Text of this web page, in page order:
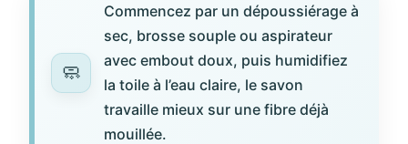
Commencez par un dépoussiérage à
sec, brosse souple ou aspirateur
avec embout doux, puis humidifiez
la toile à l’eau claire, le savon
travaille mieux sur une fibre déjà
mouillée.